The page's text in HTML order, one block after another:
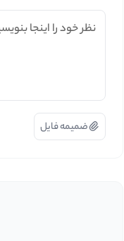
نظر خود را اینجا
ضمیمه فایل